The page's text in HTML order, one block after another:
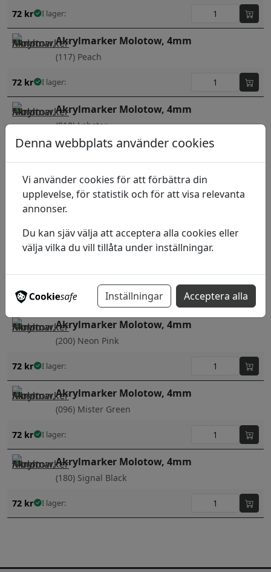
72 kr I lager:
Akrylmarker Molotow, 4mm
(117) Peach
72 kr I lager:
Akrylmarker Molotow, 4mm
(010) Lobster
71 kr I lager:
Akrylmarker Molotow, 4mm
(161) Shock Blue
(027) Petrol
73kr I lager:
Akrylmarker Molotow, 4mm
(200) Neon Pink
72 kr I lager:
Akrylmarker Molotow, 4mm
(096) Mister Green
72 kr I lager:
Akrylmarker Molotow, 4mm
(180) Signal Black
72 kr I lager:
Denna webbplats använder cookies
Vi använder cookies för att förbättra din
upplevelse, för statistik och för att visa relevanta
annonser.
Du kan sjäv välja att acceptera alla cookies eller
välja vilka du vill tillåta under inställningar.
Inställningar Acceptera alla